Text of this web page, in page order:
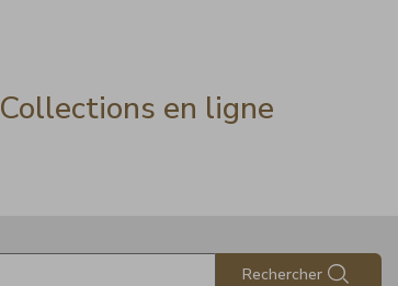
Collections en ligne
Rechercher